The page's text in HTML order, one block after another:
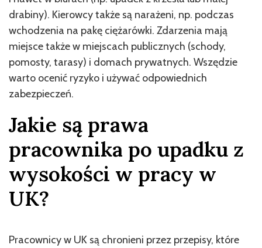
drabiny). Kierowcy także są narażeni, np. podczas
wchodzenia na pakę ciężarówki. Zdarzenia mają
miejsce także w miejscach publicznych (schody,
pomosty, tarasy) i domach prywatnych. Wszędzie
warto ocenić ryzyko i używać odpowiednich
zabezpieczeń.
Jakie są prawa
pracownika po upadku z
wysokości w pracy w
UK?
Pracownicy w UK są chronieni przez przepisy, które